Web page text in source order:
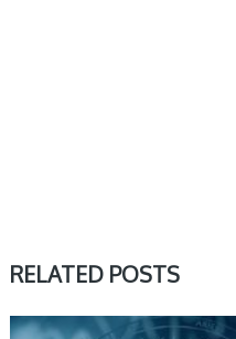
RELATED POSTS
MARZEC